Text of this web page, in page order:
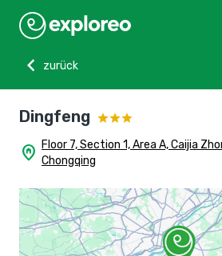
chevron_left
zurück
Dingfeng
home_pin Floor 7, Section 1, Area A, Caijia
Chongqing